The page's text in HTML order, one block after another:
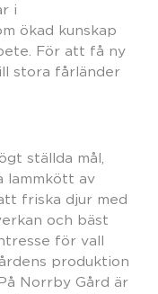
i
ökad kunskap
För att få ny
stora fårländer
ställda mål,
lammkött av
friska djur med
och bäst
för vall
produktion
Norrby Gård är